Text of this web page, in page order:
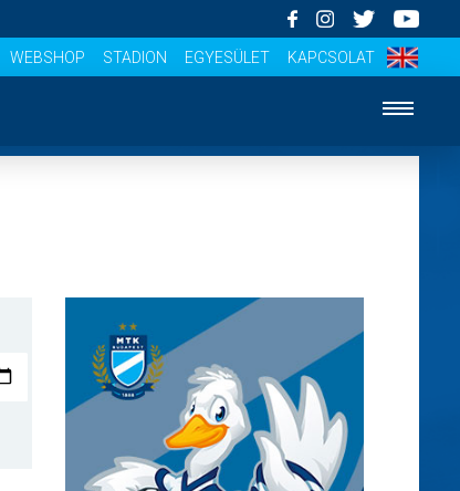
WEBSHOP STADION EGYESÜLET KAPCSOLAT